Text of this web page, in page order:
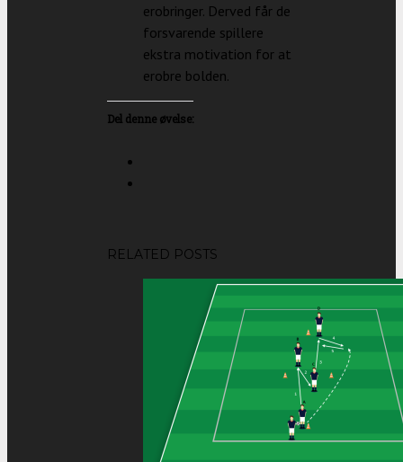
erobringer. Derved får de
forsvarende spillere
ekstra motivation for at
erobre bolden.
Del denne øvelse:
RELATED POSTS